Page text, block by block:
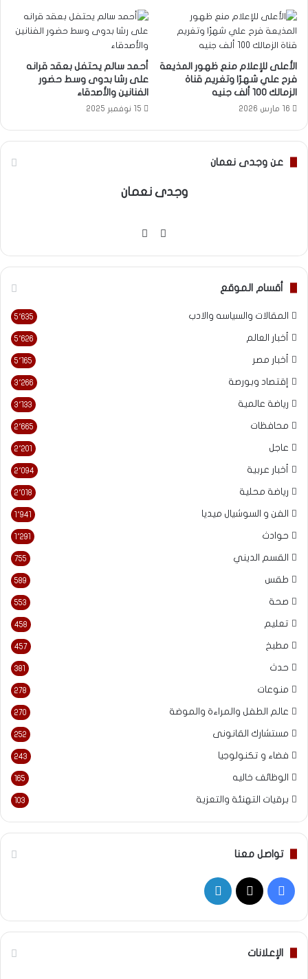
الأعلى للإعلام منع ظهور المذيعة
فرح علي شهرًا وتغريم قناة
الزمالك 100 ألف جنيه
16 مارس 2026
أحمد سالم يحتفل بعقد قرانه
على رشا بدوى وسط حضور
الفنانين والأصدقاء
15 نوفمبر 2025
عن وجدى نعمان
وجدى نعمان
موقع
أقسام الموقع
المقالات والسياسه والادب 5٬635
أخبار العالم 5٬626
أخبار مصر 5٬165
إقتصاد وبورصة 3٬266
رياضة عالمية 3٬133
محافظات 2٬665
عاجل 2٬201
أخبار عربية 2٬094
رياضة محلية 2٬018
الفن و السوشيال ميديا 1٬941
حوادث 1٬291
القسم الديني 755
طقس 589
صحة 553
تعليم 458
مطبخ 457
حدث 381
منوعات 278
عالم الطفل والمراءة والموضة 270
مستشارك القانونى 252
فضاء و تكنولوجيا 243
الوظائف خاليه 165
برقيات التهنئة والتعزية 103
تواصل معنا
فيسبوك لينكدإن
الإعلانات